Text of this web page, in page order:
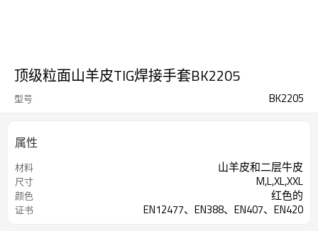
顶级粒面山羊皮TIG焊接手套BK2205
型号 BK2205
属性
材料 山羊皮和二层牛皮
尺寸 M,L,XL,XXL
颜色 红色的
证书 EN12477、EN388、EN407、EN420